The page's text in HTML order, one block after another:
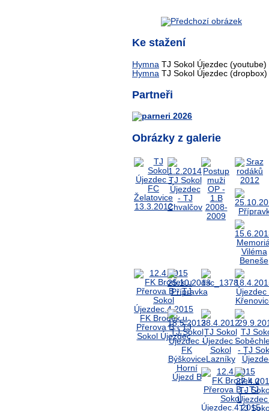
Ke stažení
Hymna TJ Sokol Újezdec (youtube)
Hymna TJ Sokol Újezdec (dropbox)
Partneři
Obrázky z galerie